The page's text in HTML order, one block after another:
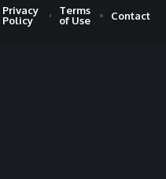
Privacy
Policy
Terms
of Use
Contact